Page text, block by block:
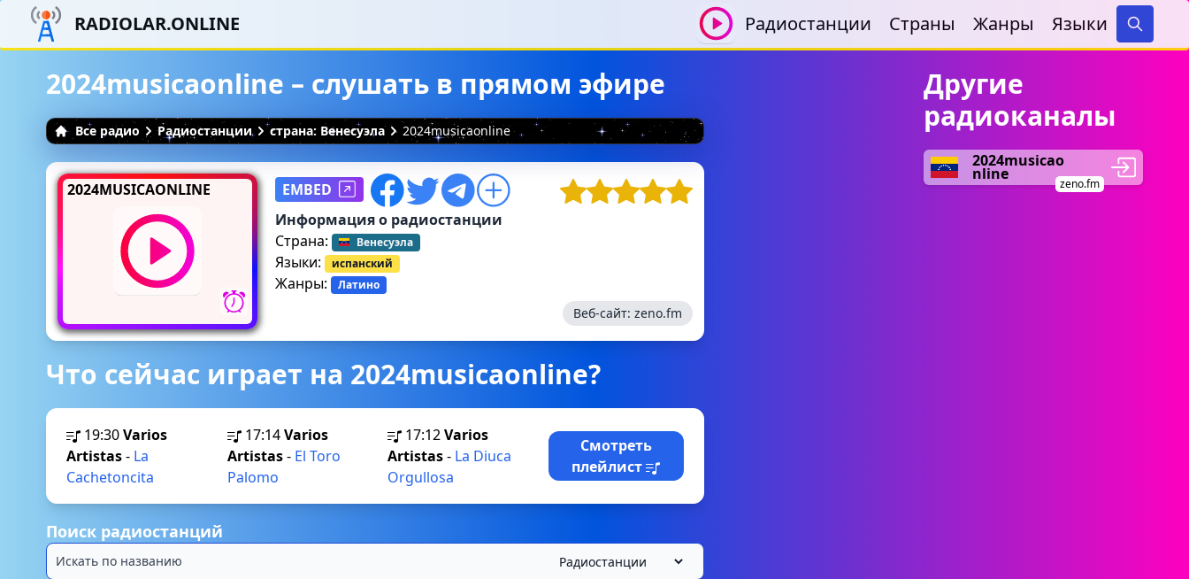
RADIOLAR.ONLINE Радиостанции Страны Жанры Языки
Search
2024musicaonline – слушать в прямом эфире
Все радио Радиостанции страна: Венесуэла 2024musicaonline
2024MUSICAONLINE
EMBED
Информация о радиостанции
Страна:
Венесуэла
Языки: испанский
Жанры: Латино
Веб-сайт: zeno.fm
Что сейчас играет на 2024musicaonline?
19:30Varios
Artistas- La
Cachetoncita
17:14 Varios
Artistas- El Toro
Palomo
17:12Varios
Artistas- La Diuca
Orgullosa
Смотреть
плейлист
Поиск радиостанций
Другие
радиоканалы
2024musicao
nline
zeno.fm